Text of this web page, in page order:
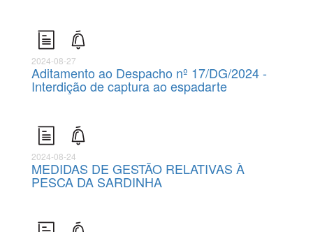
2024-08-27
Aditamento ao Despacho nº 17/DG/2024 -
Interdição de captura ao espadarte
2024-08-24
MEDIDAS DE GESTÃO RELATIVAS À
PESCA DA SARDINHA